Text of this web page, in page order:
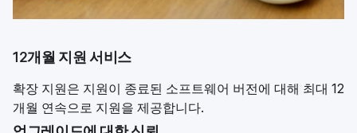
12개월 지원 서비스
확장 지원은 지원이 종료된 소프트웨어 버전에 대해 최대 12
개월 연속으로 지원을 제공합니다.